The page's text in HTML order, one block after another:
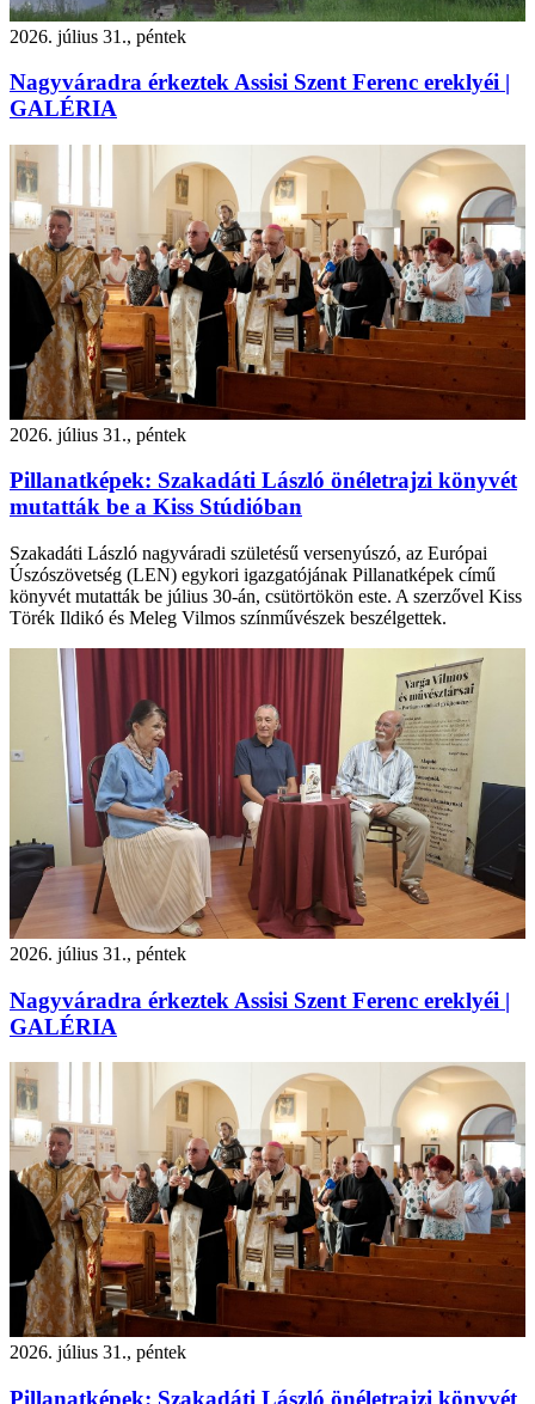
2026. július 31., péntek
Nagyváradra érkeztek Assisi Szent Ferenc ereklyéi |
GALÉRIA
2026. július 31., péntek
Pillanatképek: Szakadáti László önéletrajzi könyvét
mutatták be a Kiss Stúdióban
Szakadáti László nagyváradi születésű versenyúszó, az Európai
Úszószövetség (LEN) egykori igazgatójának Pillanatképek című
könyvét mutatták be július 30-án, csütörtökön este. A szerzővel Kiss
Törék Ildikó és Meleg Vilmos színművészek beszélgettek.
2026. július 31., péntek
Nagyváradra érkeztek Assisi Szent Ferenc ereklyéi |
GALÉRIA
2026. július 31., péntek
Pillanatképek: Szakadáti László önéletrajzi könyvét